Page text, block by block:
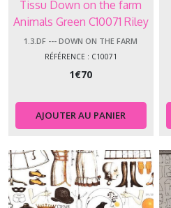
Tissu Down on the farm
Animals Green C10071 Riley
Blake
1.3.DF --- DOWN ON THE FARM
RÉFÉRENCE : C10071
1€70
AJOUTER AU PANIER